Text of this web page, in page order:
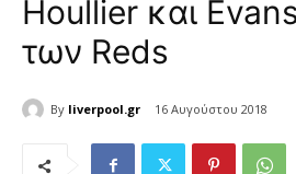
Houllier και
των Reds
By liverpool.gr 16 Αυγούστου 2018